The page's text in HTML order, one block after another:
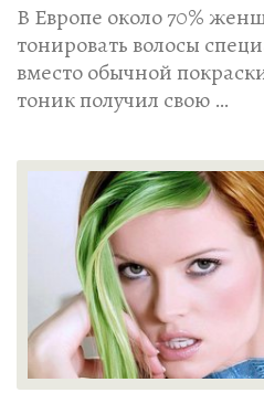
В Европе около 70%
тонировать волосы
вместо обычной
тоник получил свою …